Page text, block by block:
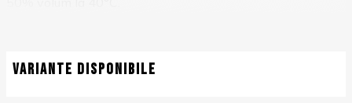
Variante disponibile